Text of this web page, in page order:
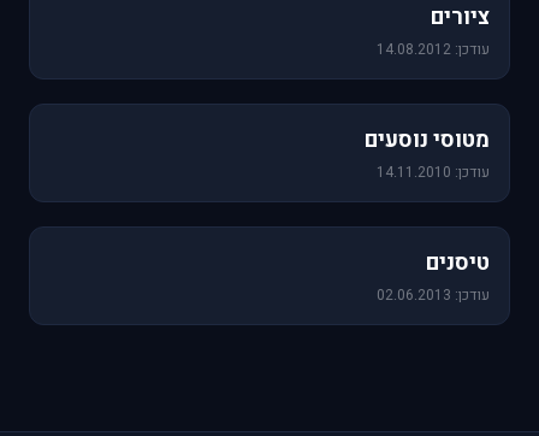
ציורים
עודכן: 14.08.2012
מטוסי נוסעים
עודכן: 14.11.2010
טיסנים
עודכן: 02.06.2013